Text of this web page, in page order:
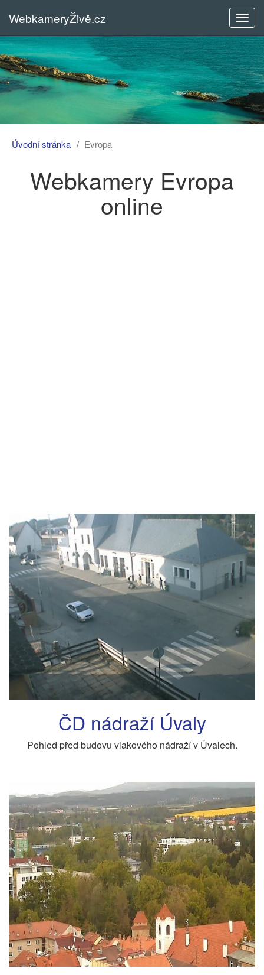
menu
WebkameryŽivě.cz
Úvodní stránka Evropa
Webkamery Evropa
online
ČD nádraží Úvaly
Pohled před budovu vlakového nádraží v Úvalech.